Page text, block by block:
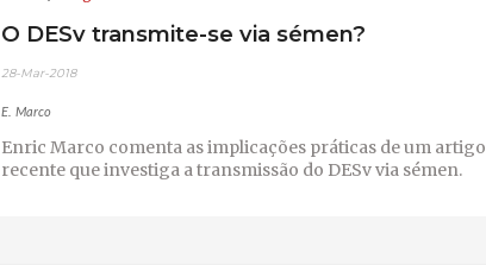
O DESv transmite-se via sémen?
28-Mar-2018
E. Marco
Enric Marco comenta as implicações práticas de um artigo
recente que investiga a transmissão do DESv via sémen.